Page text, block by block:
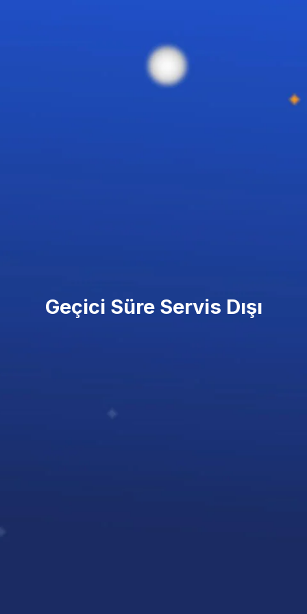
Geçici Süre Servis Dışı